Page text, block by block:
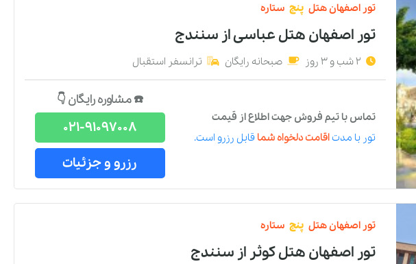
تور اصفهانهتل پنج ستاره
تور اصفهان هتل عباسیاز سنندج
2 شب و 3 روز صبحانه رایگان ترانسفر استقبال
تماس با تیم فروش جهت اطلاع از قیمت
تور با مدتاقامت دلخواه شما قابل رزرو است.
☎️ مشاوره رایگان 👇
021-91097008
رزرو و جزئیات
تور اصفهانهتل پنج ستاره
تور اصفهان هتل کوثر از سنندج